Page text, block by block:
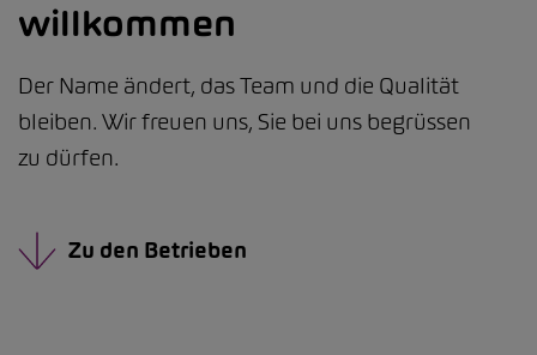
willkommen
Der Name ändert, das Team und die Qualität
bleiben. Wir freuen uns, Sie bei uns begrüssen
zu dürfen.
Zu den Betrieben